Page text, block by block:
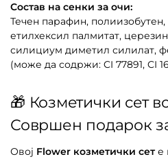
Состав на сенки за очи:
Течен парафин,
етилхексил палмитат,
силициум диметил силилат,
(може да содржи: CI 77891, CI
🎁 Козметички сет
Совршен подарок
Овој Flower козметички сете